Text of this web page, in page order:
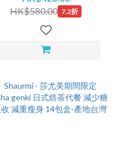
HK$580.00 7.2折